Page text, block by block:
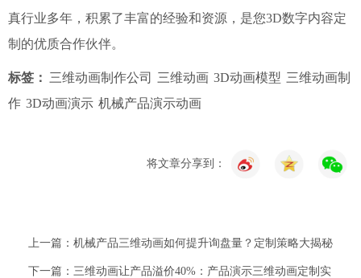
真行业多年，积累了丰富的经验和资源，是您3D数字内容定
制的优质合作伙伴。
标签： 三维动画制作公司 三维动画 3D动画模型 三维动画制
作 3D动画演示 机械产品演示动画
将文章分享到：
上一篇：机械产品三维动画如何提升询盘量？定制策略大揭秘
下一篇：三维动画让产品溢价40%：产品演示三维动画定制实